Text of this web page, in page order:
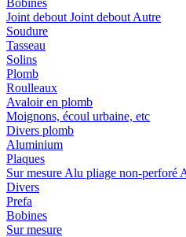
Bobines
Joint debout Joint debout Autre
Soudure
Tasseau
Solins
Plomb
Roulleaux
Avaloir en plomb
Moignons, écoul urbaine, etc
Divers plomb
Aluminium
Plaques
Sur mesure Alu pliage non-perforé
Divers
Prefa
Bobines
Sur mesure